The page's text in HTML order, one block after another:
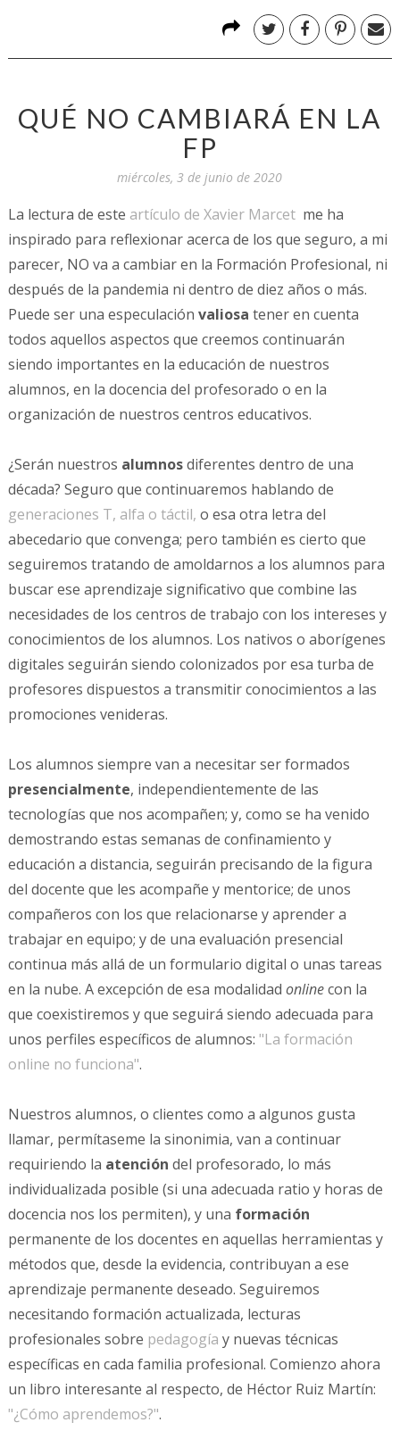
QUÉ NO CAMBIARÁ EN LA
FP
miércoles, 3 de junio de 2020
La lectura de este artículo de Xavier Marcet me ha
inspirado para reflexionar acerca de los que seguro, a mi
parecer, NO va a cambiar en la Formación Profesional, ni
después de la pandemia ni dentro de diez años o más.
Puede ser una especulación valiosa tener en cuenta
todos aquellos aspectos que creemos continuarán
siendo importantes en la educación de nuestros
alumnos, en la docencia del profesorado o en la
organización de nuestros centros educativos.
¿Serán nuestros alumnosdiferentes dentro de una
década? Seguro que continuaremos hablando de
generaciones T, alfa o táctil, o esa otra letra del
abecedario que convenga; pero también es cierto que
seguiremos tratando de amoldarnos a los alumnos para
buscar ese aprendizaje significativo que combine las
necesidades de los centros de trabajo con los intereses y
conocimientos de los alumnos. Los nativos o aborígenes
digitales seguirán siendo colonizados por esa turba de
profesores dispuestos a transmitir conocimientos a las
promociones venideras.
Los alumnos siempre van a necesitar ser formados
presencialmente, independientemente de las
tecnologías que nos acompañen; y, como se ha venido
demostrando estas semanas de confinamiento y
educación a distancia, seguirán precisando de la figura
del docente que les acompañe y mentorice; de unos
compañeros con los que relacionarse y aprender a
trabajar en equipo; y de una evaluación presencial
continua más allá de un formulario digital o unas tareas
en la nube. A excepción de esa modalidad onlinecon la
que coexistiremos y que seguirá siendo adecuada para
unos perfiles específicos de alumnos: "La formación
online no funciona".
Nuestros alumnos, o clientes como a algunos gusta
llamar, permítaseme la sinonimia, van a continuar
requiriendo la atención del profesorado, lo más
individualizada posible (si una adecuada ratio y horas de
docencia nos los permiten), y una formación
permanente de los docentes en aquellas herramientas y
métodos que, desde la evidencia, contribuyan a ese
aprendizaje permanente deseado. Seguiremos
necesitando formación actualizada, lecturas
profesionales sobre pedagogía y nuevas técnicas
específicas en cada familia profesional. Comienzo ahora
un libro interesante al respecto, de Héctor Ruiz Martín:
"¿Cómo aprendemos?".